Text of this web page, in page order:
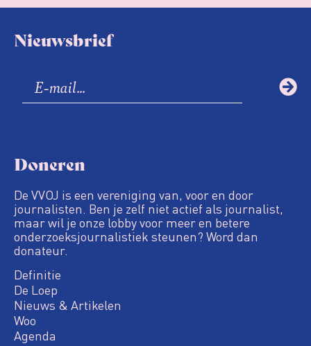
Nieuwsbrief
Doneren
De VVOJ is een vereniging van, voor en door
journalisten. Ben je zelf niet actief als journalist,
maar wil je onze lobby voor meer en betere
onderzoeksjournalistiek steunen? Word dan
donateur.
Definitie
De Loep
Nieuws & Artikelen
Woo
Agenda